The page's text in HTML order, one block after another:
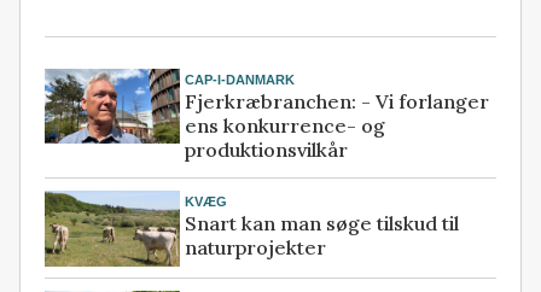
CAP-I-DANMARK
Fjerkræbranchen: - Vi forlanger
ens konkurrence- og
produktionsvilkår
KVÆG
Snart kan man søge tilskud til
naturprojekter